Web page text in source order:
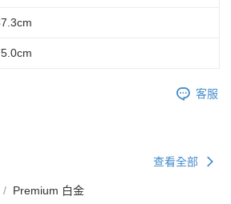
客服
查看全部
Premium 白金